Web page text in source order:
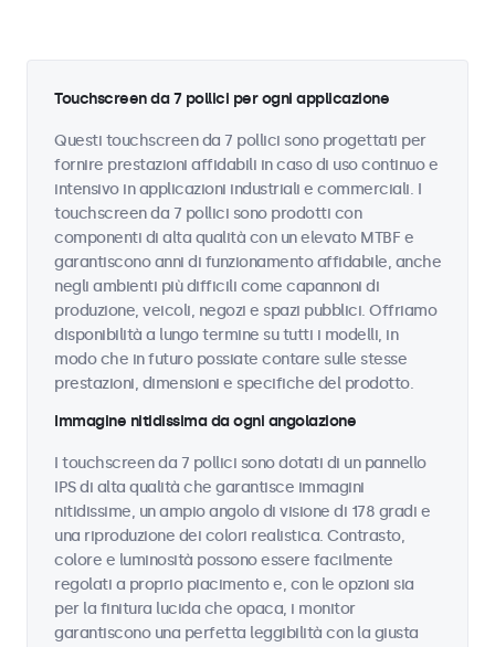
Touchscreen da 7 pollici per ogni applicazione
Questi touchscreen da 7 pollici sono progettati per
fornire prestazioni affidabili in caso di uso continuo e
intensivo in applicazioni industriali e commerciali. I
touchscreen da 7 pollici sono prodotti con
componenti di alta qualità con un elevato MTBF e
garantiscono anni di funzionamento affidabile, anche
negli ambienti più difficili come capannoni di
produzione, veicoli, negozi e spazi pubblici. Offriamo
disponibilità a lungo termine su tutti i modelli, in
modo che in futuro possiate contare sulle stesse
prestazioni, dimensioni e specifiche del prodotto.
Immagine nitidissima da ogni angolazione
I touchscreen da 7 pollici sono dotati di un pannello
IPS di alta qualità che garantisce immagini
nitidissime, un ampio angolo di visione di 178 gradi e
una riproduzione dei colori realistica. Contrasto,
colore e luminosità possono essere facilmente
regolati a proprio piacimento e, con le opzioni sia
per la finitura lucida che opaca, i monitor
garantiscono una perfetta leggibilità con la giusta